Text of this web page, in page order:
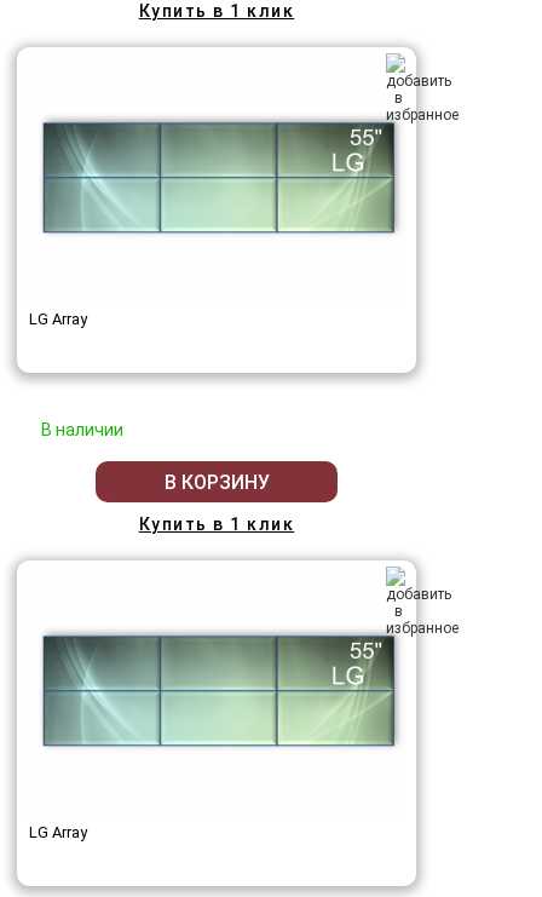
Купить в 1 клик
LG Array
В наличии
В КОРЗИНУ
Купить в 1 клик
LG Array